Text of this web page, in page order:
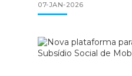
07-JAN-2026